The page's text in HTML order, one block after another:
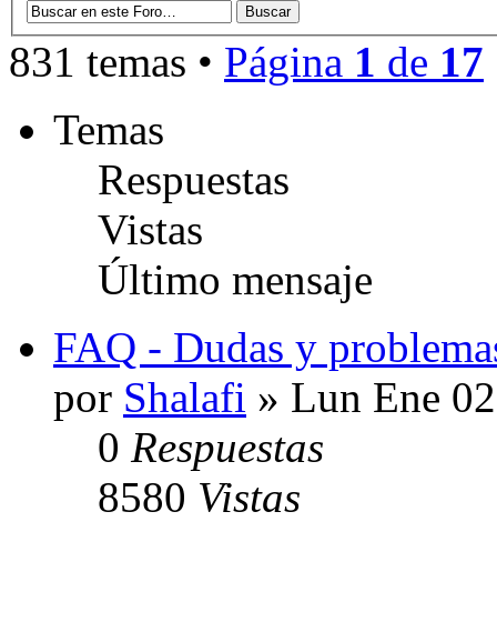
831 temas • Página 1 de 17
Temas
Respuestas
Vistas
Último mensaje
FAQ - Dudas y
por Shalafi » Lun Ene
0 Respuestas
8580 Vistas